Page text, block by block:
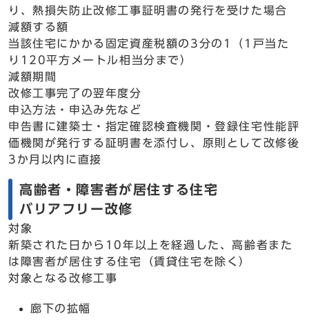
り、熱損失防止改修工事証明書の発行を受けた場合
減額する額
当該住宅にかかる固定資産税額の3分の1（1戸当た
り120平方メートル相当分まで）
減額期間
改修工事完了の翌年度分
申込方法・申込み先など
申告書に建築士・指定確認検査機関・登録住宅性能評
価機関が発行する証明書を添付し、原則として改修後
3か月以内に直接
高齢者・障害者が居住する住宅
バリアフリー改修
対象
新築された日から10年以上を経過した、高齢者また
は障害者が居住する住宅（賃貸住宅を除く）
対象となる改修工事
廊下の拡幅